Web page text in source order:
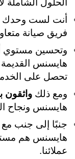
الحلول الشاملة
أنت لست وحدك
فريق صيانة
وتحسين مستوي
هايسنس القديمة
تحصل على
ومع ذلك واثقون
هايسنس ونجاح
جنبًا إلى جنب مع
هايسنس هم
عملائنا.